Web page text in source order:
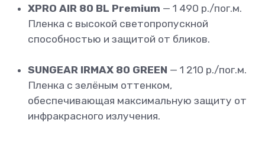
XPRO AIR 80 BL Premium — 1 490 р./пог.м.
Пленка с высокой светопропускной
способностью и защитой от бликов.
SUNGEAR IRMAX 80 GREEN — 1 210 р./пог.м.
Пленка с зелёным оттенком,
обеспечивающая максимальную защиту от
инфракрасного излучения.